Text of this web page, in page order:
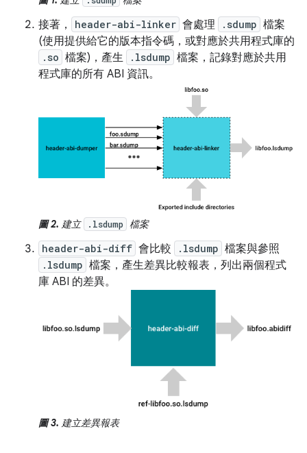
接著， header-abi-linker 會處理 .sdump 檔案
(使用提供給它的版本指令碼，或對應於共用程式庫的
.so 檔案)，產生 .lsdump 檔案，記錄對應於共用
程式庫的所有 ABI 資訊。
圖 2. 建立 .lsdump 檔案
header-abi-diff 會比較 .lsdump 檔案與參照
.lsdump 檔案，產生差異比較報表，列出兩個程式
庫 ABI 的差異。
圖 3. 建立差異報表